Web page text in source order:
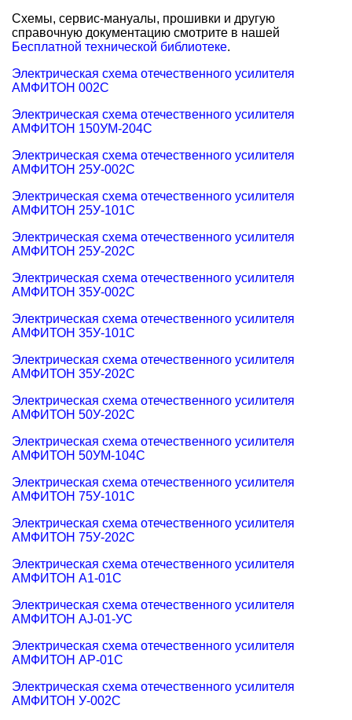
Схемы, сервис-мануалы, прошивки и другую
справочную документацию смотрите в нашей
Бесплатной технической библиотеке.
Электрическая схема отечественного усилителя
АМФИТОН 002С
Электрическая схема отечественного усилителя
АМФИТОН 150УМ-204С
Электрическая схема отечественного усилителя
АМФИТОН 25У-002С
Электрическая схема отечественного усилителя
АМФИТОН 25У-101С
Электрическая схема отечественного усилителя
АМФИТОН 25У-202С
Электрическая схема отечественного усилителя
АМФИТОН 35У-002С
Электрическая схема отечественного усилителя
АМФИТОН 35У-101С
Электрическая схема отечественного усилителя
АМФИТОН 35У-202С
Электрическая схема отечественного усилителя
АМФИТОН 50У-202С
Электрическая схема отечественного усилителя
АМФИТОН 50УМ-104С
Электрическая схема отечественного усилителя
АМФИТОН 75У-101С
Электрическая схема отечественного усилителя
АМФИТОН 75У-202С
Электрическая схема отечественного усилителя
АМФИТОН А1-01С
Электрическая схема отечественного усилителя
АМФИТОН АJ-01-УС
Электрическая схема отечественного усилителя
АМФИТОН АP-01С
Электрическая схема отечественного усилителя
АМФИТОН У-002С